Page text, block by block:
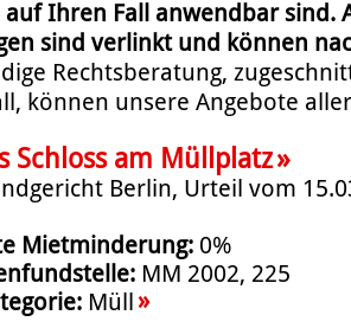
Ihren Fall anwendbar sind.
sind verlinkt und können
Rechtsberatung,
können unsere Angebote
Schloss am Müllplatz»
Berlin, Urteil vom
Mietminderung: 0%
MM 2002, 225
Müll »